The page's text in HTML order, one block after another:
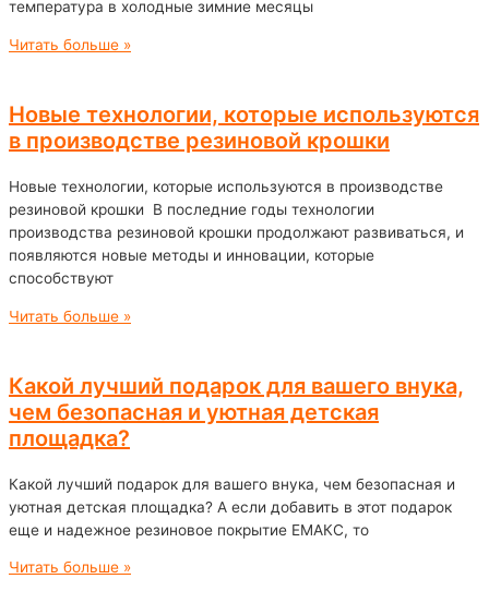
температура в холодные зимние месяцы
Читать больше »
Новые технологии, которые используются
в производстве резиновой крошки
Новые технологии, которые используются в производстве
резиновой крошки В последние годы технологии
производства резиновой крошки продолжают развиваться, и
появляются новые методы и инновации, которые
способствуют
Читать больше »
Какой лучший подарок для вашего внука,
чем безопасная и уютная детская
площадка?
Какой лучший подарок для вашего внука, чем безопасная и
уютная детская площадка? А если добавить в этот подарок
еще и надежное резиновое покрытие ЕМАКС, то
Читать больше »